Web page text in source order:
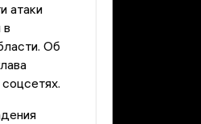
атаки
Об